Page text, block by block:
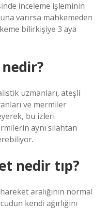
inceleme işleminin
varırsa mahkemeden
bilirkişiye 3 aya
uzmanları, ateşli
ve mermiler
bu izleri
aynı silahtan
nedir tıp?
aralığının normal
kendi ağırlığını